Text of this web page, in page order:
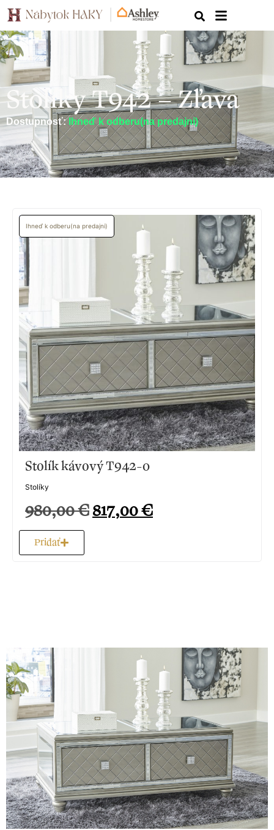
Stolíky T942 – Zľava
Dostupnosť: Ihneď k odberu(na predajni)
Stolík kávový T942-0
Stolíky
980,00€817,00€
Pridať
Ihneď k odberu(na predajni)